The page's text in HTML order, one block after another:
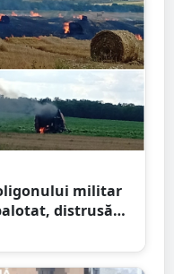
militar
distrusă